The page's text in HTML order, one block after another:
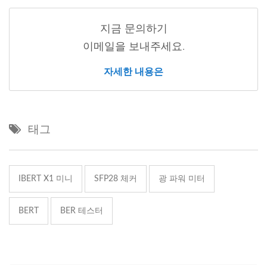
지금 문의하기
이메일을 보내주세요.
자세한 내용은
태그
IBERT X1 미니 SFP28 체커 광 파워 미터
BERT BER 테스터